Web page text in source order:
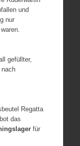
und
nur
gefüllter,
Regatta
das
für